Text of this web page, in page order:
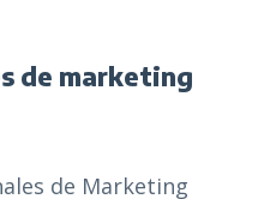
de marketing
de Marketing